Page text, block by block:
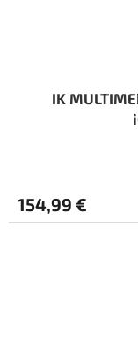
IK
154,99 €